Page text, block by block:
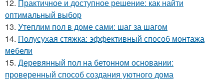
12. Практичное и доступное решение: как найти
оптимальный выбор
13. Утеплим пол в доме сами: шаг за шагом
14. Полусухая стяжка: эффективный способ монтажа
мебели
15. Деревянный пол на бетонном основании:
проверенный способ создания уютного дома